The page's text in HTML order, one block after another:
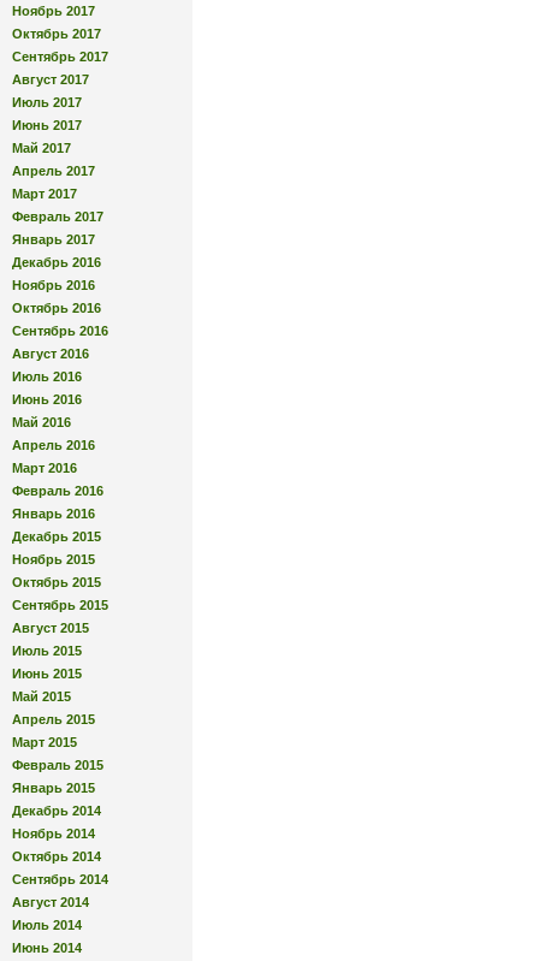
Ноябрь 2017
Октябрь 2017
Сентябрь 2017
Август 2017
Июль 2017
Июнь 2017
Май 2017
Апрель 2017
Март 2017
Февраль 2017
Январь 2017
Декабрь 2016
Ноябрь 2016
Октябрь 2016
Сентябрь 2016
Август 2016
Июль 2016
Июнь 2016
Май 2016
Апрель 2016
Март 2016
Февраль 2016
Январь 2016
Декабрь 2015
Ноябрь 2015
Октябрь 2015
Сентябрь 2015
Август 2015
Июль 2015
Июнь 2015
Май 2015
Апрель 2015
Март 2015
Февраль 2015
Январь 2015
Декабрь 2014
Ноябрь 2014
Октябрь 2014
Сентябрь 2014
Август 2014
Июль 2014
Июнь 2014